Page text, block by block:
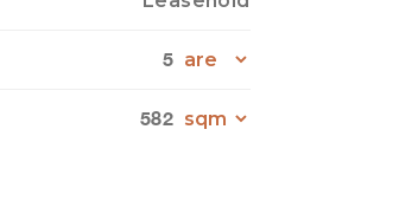
5
582